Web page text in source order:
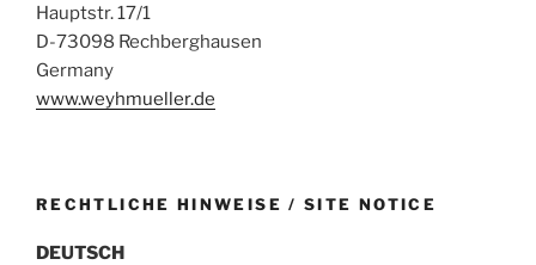
Hauptstr. 17/1
D-73098 Rechberghausen
Germany
www.weyhmueller.de
RECHTLICHE HINWEISE / SITE NOTICE
DEUTSCH